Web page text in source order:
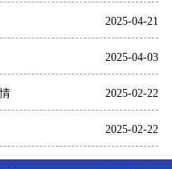
2025-04-21
2025-04-03
2025-02-22
2025-02-22